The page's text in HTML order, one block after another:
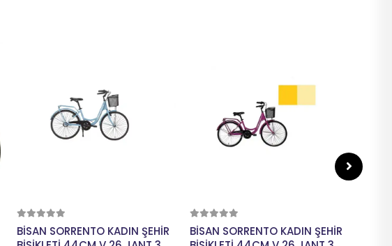
BİSAN SORRENTO KADIN ŞEHİR
BİSAN SORRENTO KADIN ŞEHİR